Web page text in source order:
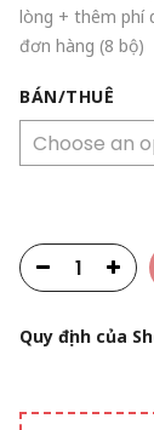
lòng + thêm phí
đơn hàng (8 bộ)
BÁN/THUÊ
Quy định của